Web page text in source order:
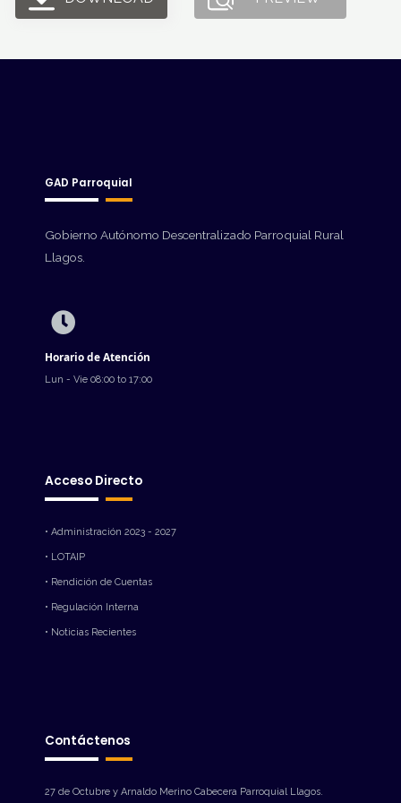
GAD Parroquial
Gobierno Autónomo Descentralizado Parroquial Rural
Llagos.
Horario de Atención
Lun - Vie 08:00 to 17:00
Acceso Directo
• Administración 2023 - 2027
• LOTAIP
• Rendición de Cuentas
• Regulación Interna
• Noticias Recientes
Contáctenos
27 de Octubre y Arnaldo Merino Cabecera Parroquial Llagos.